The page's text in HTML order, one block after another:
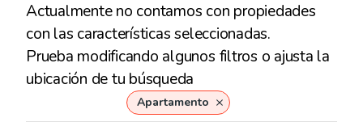
Actualmente no contamos con propiedades
con las características seleccionadas.
Prueba modificando algunos filtros o ajusta la
ubicación de tu búsqueda
Apartamento